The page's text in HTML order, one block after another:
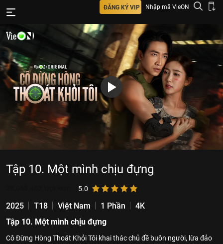
ĐĂNG KÝ VIP Nhập mã VieON
Tập 10. Một mình chịu đựng
5.0
2025 T18 Việt Nam 1 Phần
4K
Tập 10. Một mình chịu đựng
Cô Đừng Hòng Thoát Khỏi Tôi khai thác chủ đề buôn người, lừa đảo